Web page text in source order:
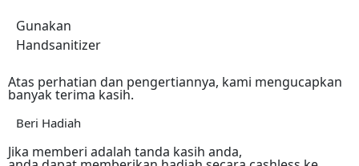
Gunakan
Handsanitizer
Atas perhatian dan pengertiannya, kami mengucapkan
banyak terima kasih.
Beri Hadiah
Jika memberi adalah tanda kasih anda,